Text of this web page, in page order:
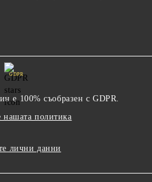
GDPR
е 100% съобразен с GDPR.
нашата политика
лични данни